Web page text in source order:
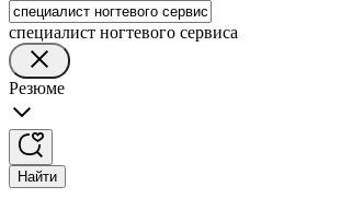
специалист ногтевого сервиса
Резюме
Найти